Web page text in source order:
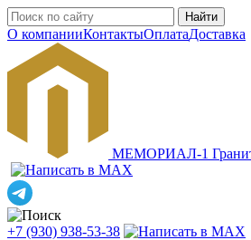
О компанииКонтактыОплатаДоставка
МЕМОРИАЛ-1
+7 (930) 938-53-38